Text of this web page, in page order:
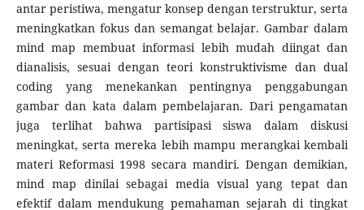
antar peristiwa, mengatur konsep dengan terstruktur, serta
meningkatkan fokus dan semangat belajar. Gambar dalam
mind map membuat informasi lebih mudah diingat dan
dianalisis, sesuai dengan teori konstruktivisme dan dual
coding yang menekankan pentingnya penggabungan
gambar dan kata dalam pembelajaran. Dari pengamatan
juga terlihat bahwa partisipasi siswa dalam diskusi
meningkat, serta mereka lebih mampu merangkai kembali
materi Reformasi 1998 secara mandiri. Dengan demikian,
mind map dinilai sebagai media visual yang tepat dan
efektif dalam mendukung pemahaman sejarah di tingkat